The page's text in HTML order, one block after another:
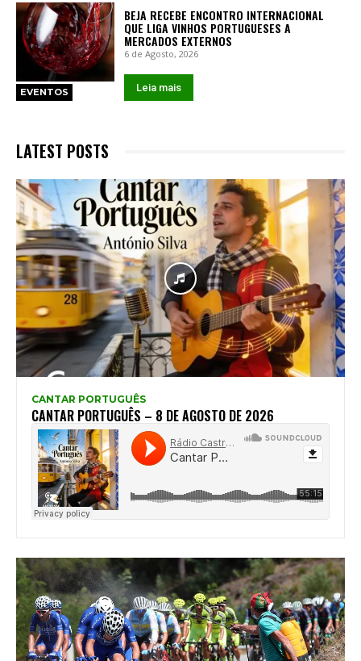
EVENTOS
BEJA RECEBE ENCONTRO INTERNACIONAL
QUE LIGA VINHOS PORTUGUESES A
MERCADOS EXTERNOS
6 de Agosto, 2026
Leia mais
LATEST POSTS
CANTAR PORTUGUÊS
CANTAR PORTUGUÊS – 8 DE AGOSTO DE 2026